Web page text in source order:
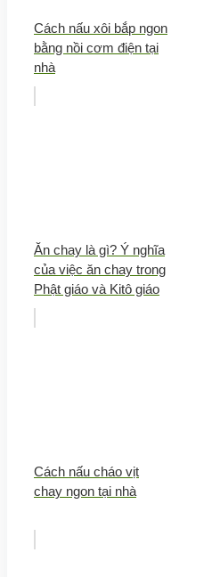
Cách nấu xôi bắp ngon
bằng nồi cơm điện tại
nhà
Ăn chay là gì? Ý nghĩa
của việc ăn chay trong
Phật giáo và Kitô giáo
Cách nấu cháo vịt
chay ngon tại nhà